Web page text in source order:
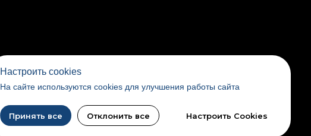
Настроить cookies
На сайте используются cookies для улучшения работы сайта
Принять все Отклонить все Настроить Cookies